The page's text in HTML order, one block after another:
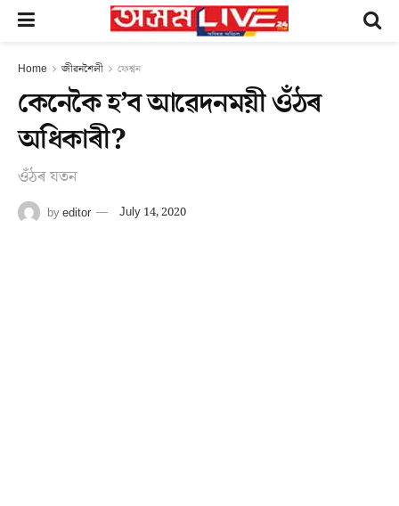
Home জীৱনশৈলী ফেশ্বন
কেনেকৈ হ’ব আৱেদনময়ী ওঁঠৰ
অধিকাৰী?
ওঁঠৰ যতন
byeditor July 14, 2020